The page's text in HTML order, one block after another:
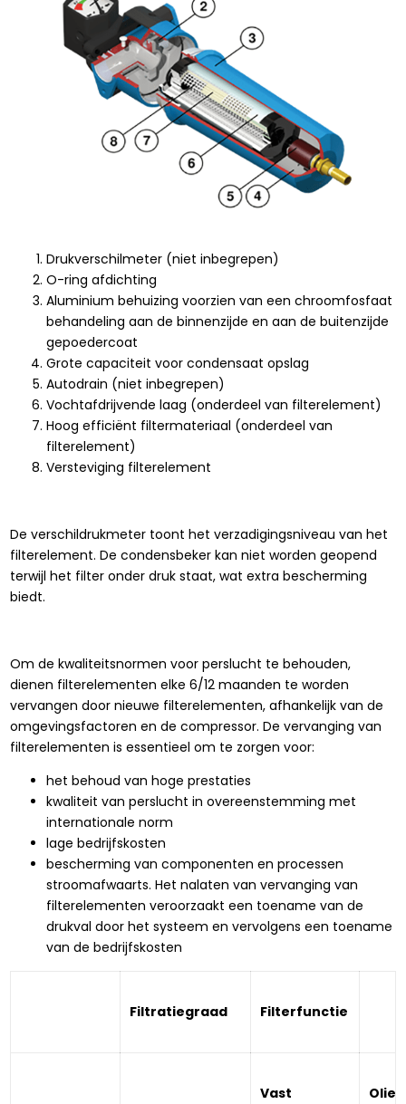
Drukverschilmeter (niet inbegrepen)
O-ring afdichting
Aluminium behuizing voorzien van een chroomfosfaat
behandeling aan de binnenzijde en aan de buitenzijde
gepoedercoat
Grote capaciteit voor condensaat opslag
Autodrain (niet inbegrepen)
Vochtafdrijvende laag (onderdeel van filterelement)
Hoog efficiënt filtermateriaal (onderdeel van
filterelement)
Versteviging filterelement
De verschildrukmeter toont het verzadigingsniveau van het
filterelement. De condensbeker kan niet worden geopend
terwijl het filter onder druk staat, wat extra bescherming
biedt.
Om de kwaliteitsnormen voor perslucht te behouden,
dienen filterelementen elke 6/12 maanden te worden
vervangen door nieuwe filterelementen, afhankelijk van de
omgevingsfactoren en de compressor. De vervanging van
filterelementen is essentieel om te zorgen voor:
het behoud van hoge prestaties
kwaliteit van perslucht in overeenstemming met
internationale norm
lage bedrijfskosten
bescherming van componenten en processen
stroomafwaarts. Het nalaten van vervanging van
filterelementen veroorzaakt een toename van de
drukval door het systeem en vervolgens een toename
van de bedrijfskosten
Filtratiegraad Filterfunctie
Vast Olie